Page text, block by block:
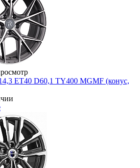
ET40 D60,1 TY400 MGMF (конус,